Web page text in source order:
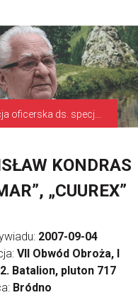
KONDRAS
„CUUREX”
2007-09-04
VII Obwód Obroża, I
Batalion, pluton 717
Bródno